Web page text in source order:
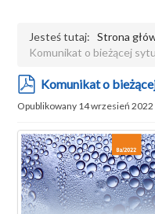
Jesteś tutaj: Strona
Komunikat o bieżącej
pdf
Komunikat o
Opublikowany 14 wrzesień 2022